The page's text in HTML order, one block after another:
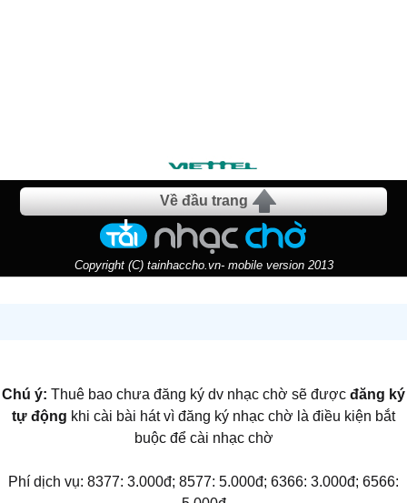
Về đầu trang
Copyright (C) tainhaccho.vn- mobile version 2013
Chú ý: Thuê bao chưa đăng ký dv nhạc chờ sẽ được đăng ký
tự động khi cài bài hát vì đăng ký nhạc chờ là điều kiện bắt
buộc để cài nhạc chờ
Phí dịch vụ: 8377: 3.000đ; 8577: 5.000đ; 6366: 3.000đ; 6566: